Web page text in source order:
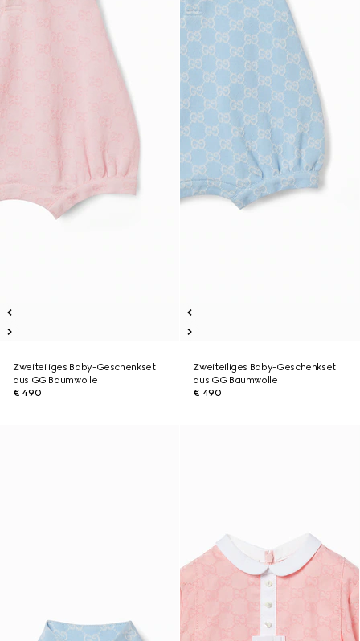
Zweiteiliges Baby-Geschenkset
aus GG Baumwolle
€ 490
Zweiteiliges Baby-Geschenkset
aus GG Baumwolle
€ 490